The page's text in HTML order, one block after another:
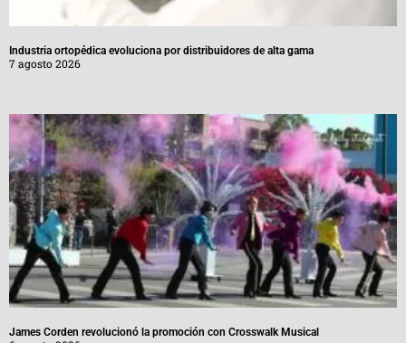
Industria ortopédica evoluciona por distribuidores de alta gama
7 agosto 2026
James Corden revolucionó la promoción con Crosswalk Musical